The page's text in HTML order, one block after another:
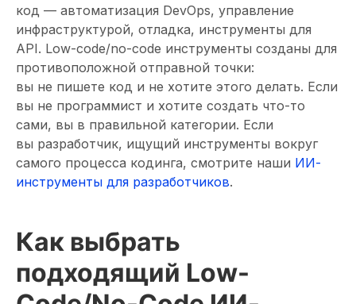
код — автоматизация DevOps, управление
инфраструктурой, отладка, инструменты для
API. Low-code/no-code инструменты созданы для
противоположной отправной точки:
вы не пишете код и не хотите этого делать. Если
вы не программист и хотите создать что-то
сами, вы в правильной категории. Если
вы разработчик, ищущий инструменты вокруг
самого процесса кодинга, смотрите наши ИИ-
инструменты для разработчиков.
Как выбрать
подходящий Low-